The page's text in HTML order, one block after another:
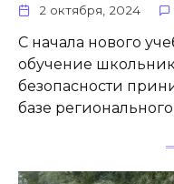
2 октября, 2024
С начала нового
обучение
безопасности
базе